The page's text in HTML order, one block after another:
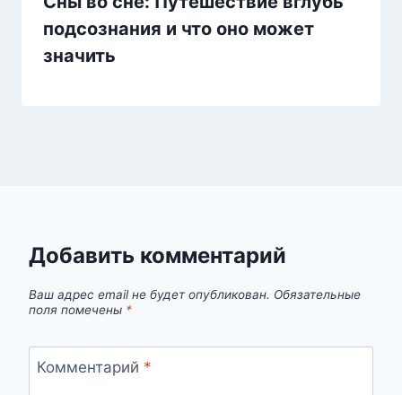
подсознания и что оно может
значить
Добавить комментарий
Ваш адрес email не будет опубликован. Обязательные
поля помечены *
Комментарий *